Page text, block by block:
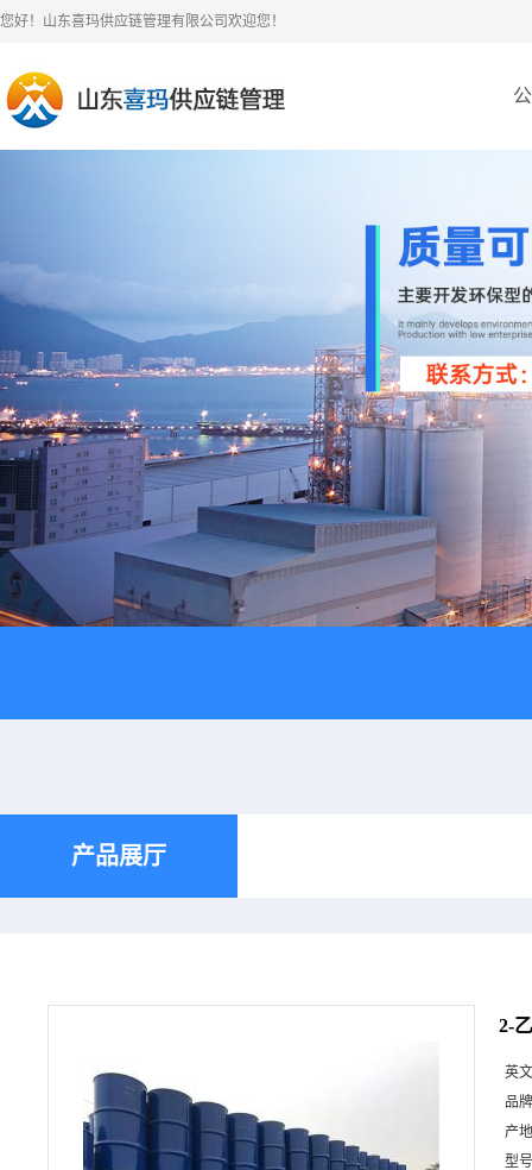
您好！山东喜玛供应链管理有限公司欢迎您！
产品展厅
2-
英
品
产
型